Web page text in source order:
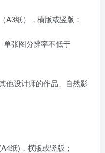
A3纸），横版或竖版；
单张图分辨率不低于
他设计师的作品、自然影
纸)，横版或竖版；